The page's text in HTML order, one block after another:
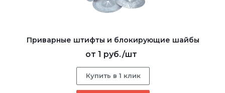
Приварные штифты и блокирующие шайбы
от 1 руб./шт
Купить в 1 клик